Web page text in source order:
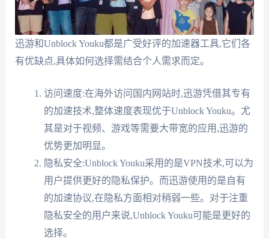
迅游和Unblock Youku都是广受好评的加速器工具,它们各
有优缺点,具体如何选择需结合个人需求而定。
访问速度:在海外访问国内网站时,迅游凭借其专有
的加速技术,整体速度表现优于Unblock Youku。尤
其是对于视频、游戏等需要大带宽的应用,迅游的
优势更加明显。
隐私安全:Unblock Youku采用的是VPN技术,可以为
用户提供更好的隐私保护。而迅游使用的是自有
的加速协议,在隐私方面相对稍弱一些。对于注重
隐私安全的用户来说,Unblock Youku可能是更好的
选择。